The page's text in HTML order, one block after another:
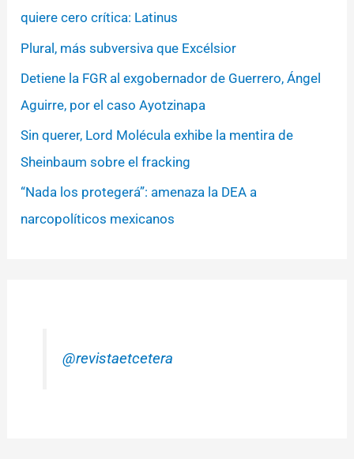
quiere cero crítica: Latinus
Plural, más subversiva que Excélsior
Detiene la FGR al exgobernador de Guerrero, Ángel
Aguirre, por el caso Ayotzinapa
Sin querer, Lord Molécula exhibe la mentira de
Sheinbaum sobre el fracking
“Nada los protegerá”: amenaza la DEA a
narcopolíticos mexicanos
@revistaetcetera